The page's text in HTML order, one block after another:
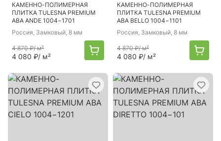
КАМЕННО-ПОЛИМЕРНАЯ
ПЛИТКА TULESNA PREMIUM
ABA ANDE 1004−1701
Россия, Замковый, 8 мм
4 870 ₽/ м²
4 080 ₽/ м²
КАМЕННО-ПОЛИМЕРНАЯ
ПЛИТКА TULESNA PREMIUM
ABA BELLO 1004−1101
Россия, Замковый, 8 мм
4 870 ₽/ м²
4 080 ₽/ м²